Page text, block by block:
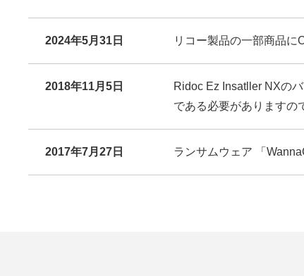
2024年5月31日 リコー製品の一部商品に
2018年11月5日
Ridoc Ez Insatller NXの
である必要がありますの
2017年7月27日 ランサムウェア 「